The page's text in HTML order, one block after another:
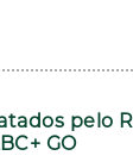
pelo
GO